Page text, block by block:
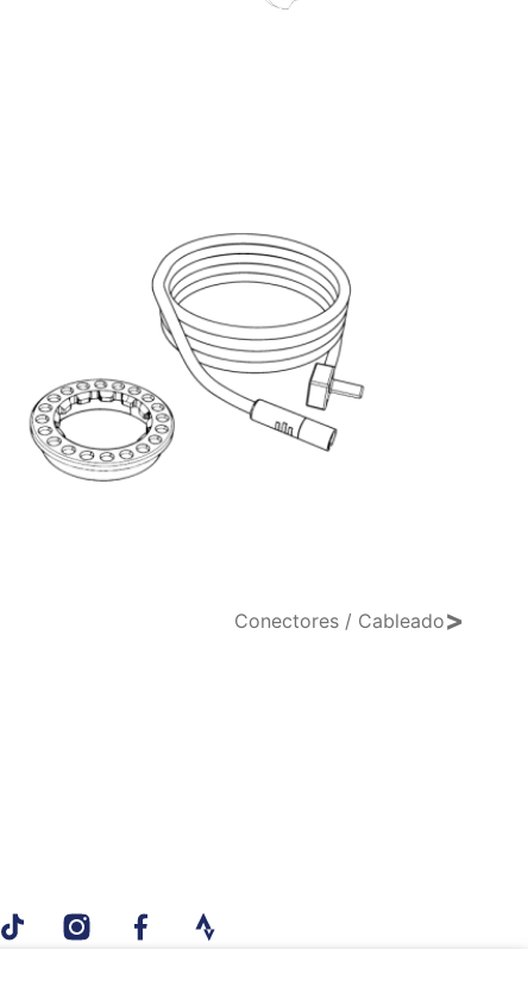
Conectores / Cableado>